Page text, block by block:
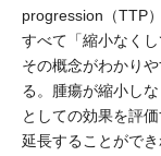
progression（TTP
すべて「縮小なく
その概念がわかり
る。腫瘍が縮小し
としての効果を評
延長することがで